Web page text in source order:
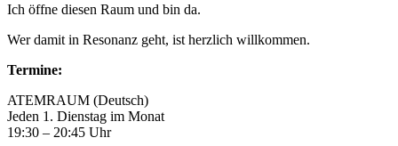
Ich öffne diesen Raum und bin da.
Wer damit in Resonanz geht, ist herzlich willkommen.
Termine:
ATEMRAUM (Deutsch)
Jeden 1. Dienstag im Monat
19:30 – 20:45 Uhr